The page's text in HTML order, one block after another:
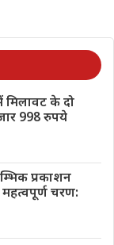
मिलावट के दो
998 रुपये
प्रकाशन
महत्वपूर्ण चरण: